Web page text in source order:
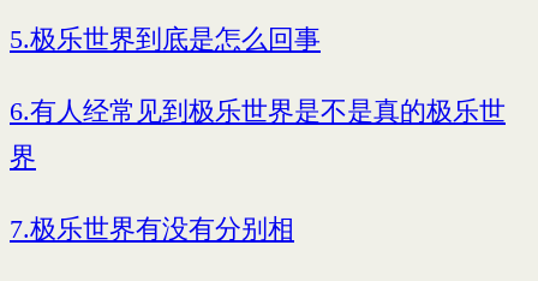
5.极乐世界到底是怎么回事
6.有人经常见到极乐世界是不是真的极乐世
界
7.极乐世界有没有分别相